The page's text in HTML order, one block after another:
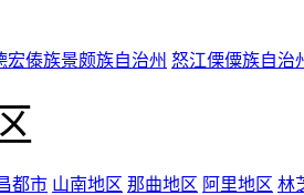
宏傣族景颇族自治州 怒江傈僳族自治
都市 山南地区 那曲地区 阿里地区 林